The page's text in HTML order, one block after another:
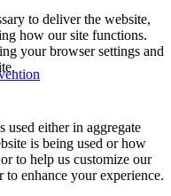
to deliver the website,
how our site functions.
your browser settings and
used either in aggregate
is being used or how
to help us customize our
enhance your experience.